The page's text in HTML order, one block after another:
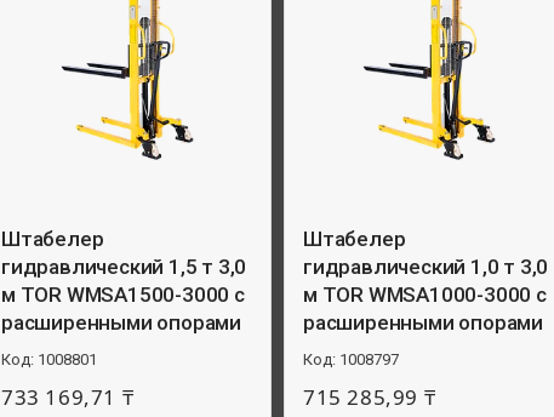
Штабелер
гидравлический 1,5 т 3,0
м TOR WMSA1500-3000 с
расширенными опорами
1008801
733 169,71 ₸
Штабелер
гидравлический 1,0 т 3,0
м TOR WMSA1000-3000 с
расширенными опорами
1008797
715 285,99 ₸